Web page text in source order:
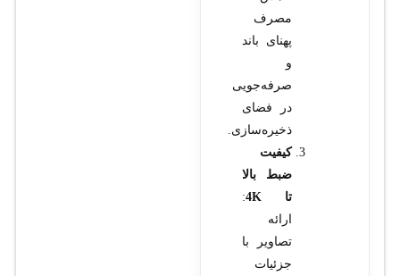
مصرف
پهنای باند
و
صرفه‌جویی
در فضای
ذخیره‌سازی.
کیفیت
ضبط بالا
تا 4K
:
ارائه
تصاویر با
جزئیات